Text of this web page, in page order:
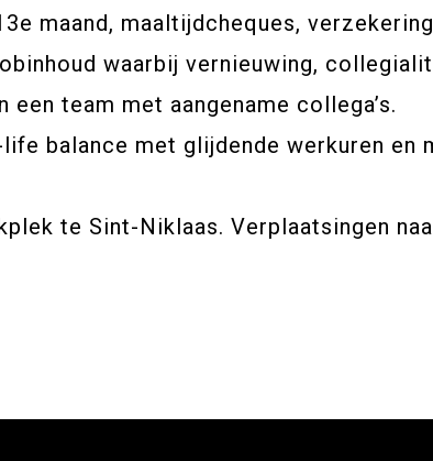
maand, maaltijdcheques,
waarbij vernieuwing,
een team met aangename collega’s.
life balance met glijdende werkuren
te Sint-Niklaas. Verplaatsingen